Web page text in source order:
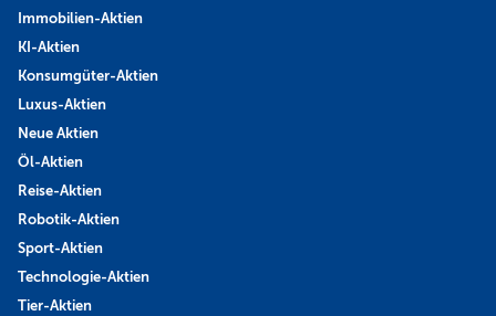
Immobilien-Aktien
KI-Aktien
Konsumgüter-Aktien
Luxus-Aktien
Neue Aktien
Öl-Aktien
Reise-Aktien
Robotik-Aktien
Sport-Aktien
Technologie-Aktien
Tier-Aktien